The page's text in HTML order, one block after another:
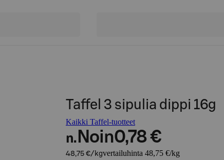
Taffel 3 sipulia dippi 16g
Kaikki Taffel-tuotteet
n. Noin0,78 €
48,75 €/kgvertailuhinta 48,75 €/kg